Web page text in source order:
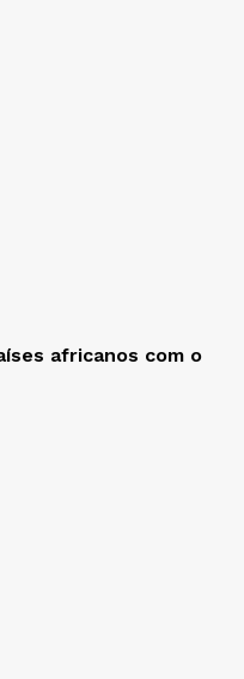
africanos com o